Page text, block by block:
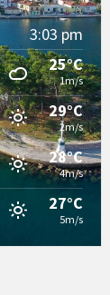
3:03 pm
25°C
1m/s
29°C
2m/s
28°C
4m/s
27°C
5m/s